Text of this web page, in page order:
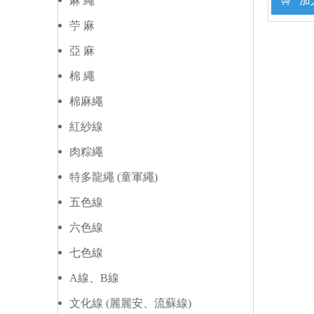
苧 麻
亞 麻
棉 繩
棉麻繩
紅紗線
肉粽繩
特多龍繩 (童軍繩)
五色線
六色線
七色線
A線、B線
文化線 (麗麗安、流蘇線)